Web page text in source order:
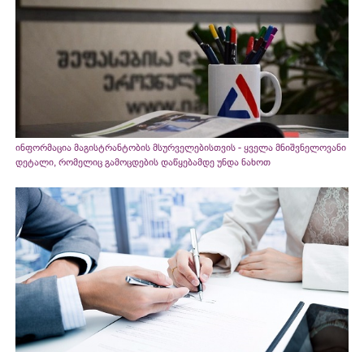
ინფორმაცია მაგისტრანტობის მსურველებისთვის - ყველა მნიშვნელოვანი
დეტალი, რომელიც გამოცდების დაწყებამდე უნდა ნახოთ